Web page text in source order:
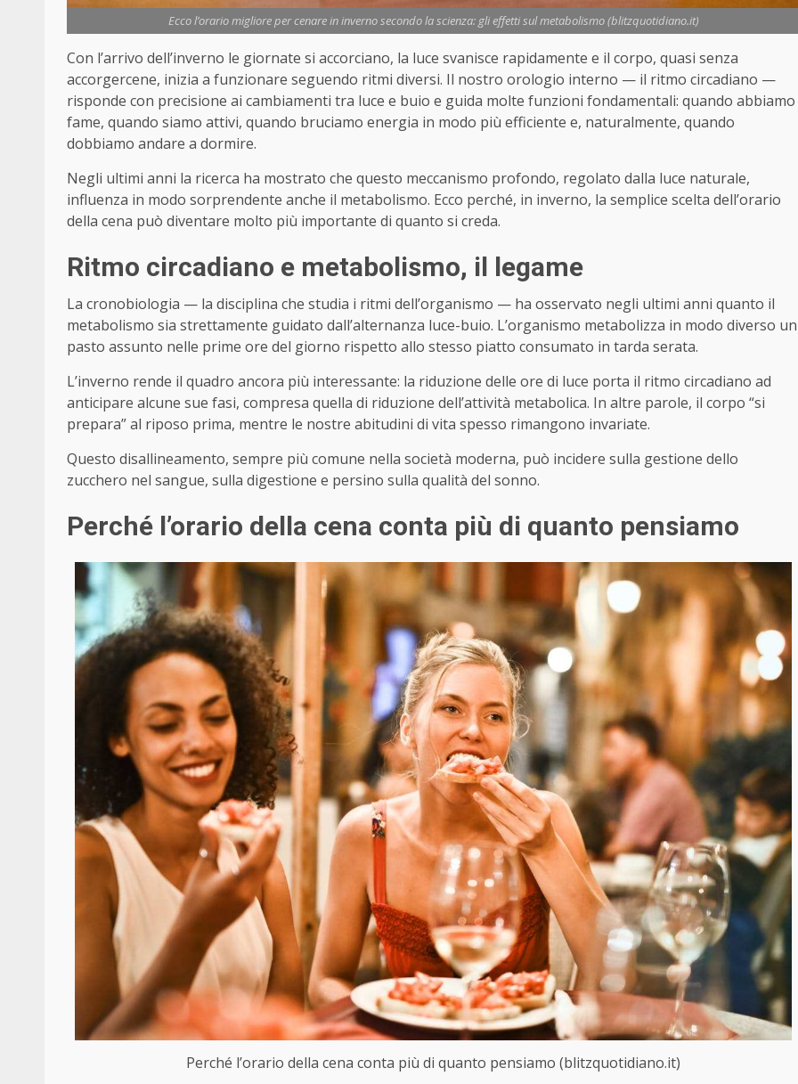
Ecco l’orario migliore per cenare in inverno secondo la scienza: gli effetti sul metabolismo (blitzquotidiano.it)
Con l’arrivo dell’inverno le giornate si accorciano, la luce svanisce rapidamente e il corpo, quasi senza
accorgercene, inizia a funzionare seguendo ritmi diversi. Il nostro orologio interno — il ritmo circadiano —
risponde con precisione ai cambiamenti tra luce e buio e guida molte funzioni fondamentali: quando abbiamo
fame, quando siamo attivi, quando bruciamo energia in modo più efficiente e, naturalmente, quando
dobbiamo andare a dormire.
Negli ultimi anni la ricerca ha mostrato che questo meccanismo profondo, regolato dalla luce naturale,
influenza in modo sorprendente anche il metabolismo. Ecco perché, in inverno, la semplice scelta dell’orario
della cena può diventare molto più importante di quanto si creda.
Ritmo circadiano e metabolismo, il legame
La cronobiologia — la disciplina che studia i ritmi dell’organismo — ha osservato negli ultimi anni quanto il
metabolismo sia strettamente guidato dall’alternanza luce-buio. L’organismo metabolizza in modo diverso un
pasto assunto nelle prime ore del giorno rispetto allo stesso piatto consumato in tarda serata.
L’inverno rende il quadro ancora più interessante: la riduzione delle ore di luce porta il ritmo circadiano ad
anticipare alcune sue fasi, compresa quella di riduzione dell’attività metabolica. In altre parole, il corpo “si
prepara” al riposo prima, mentre le nostre abitudini di vita spesso rimangono invariate.
Questo disallineamento, sempre più comune nella società moderna, può incidere sulla gestione dello
zucchero nel sangue, sulla digestione e persino sulla qualità del sonno.
Perché l’orario della cena conta più di quanto pensiamo
Perché l’orario della cena conta più di quanto pensiamo (blitzquotidiano.it)